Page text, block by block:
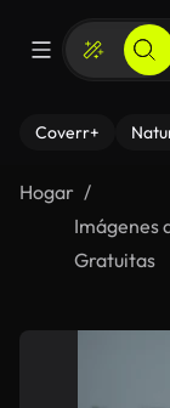
Coverr+
Hogar
Imágenes
Gratuitas